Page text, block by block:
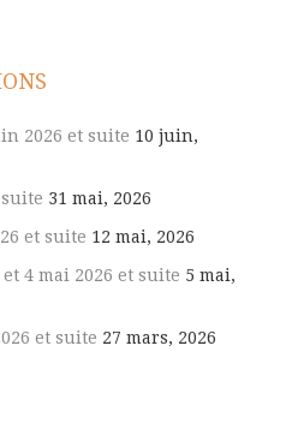
2026 et suite 10 juin,
31 mai, 2026
et suite 12 mai, 2026
4 mai 2026 et suite 5 mai,
et suite 27 mars, 2026